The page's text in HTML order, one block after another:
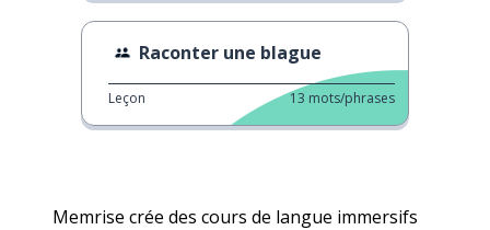
Memrise crée des cours de langue immersifs
Raconter une blague
Leçon 13 mots/phrases